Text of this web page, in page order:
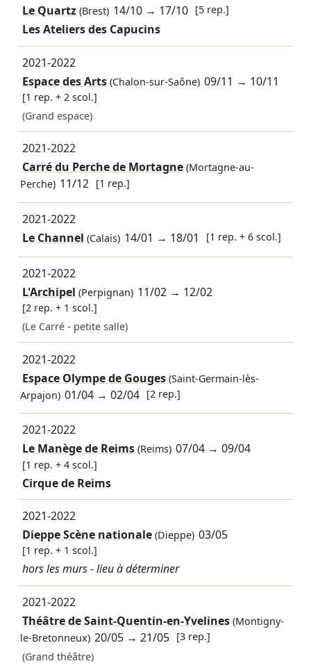
Le Quartz(Brest) 14/10 → 17/10 [5 rep.]
Les Ateliers des Capucins
2021-2022
Espace des Arts(Chalon-sur-Saône) 09/11 → 10/11
[1 rep. + 2 scol.]
(Grand espace)
2021-2022
Carré du Perche de Mortagne(Mortagne-au-
Perche) 11/12 [1 rep.]
2021-2022
Le Channel (Calais) 14/01 → 18/01 [1 rep. + 6 scol.]
2021-2022
L'Archipel (Perpignan) 11/02 → 12/02
[2 rep. + 1 scol.]
(Le Carré - petite salle)
2021-2022
Espace Olympe de Gouges(Saint-Germain-lès-
Arpajon) 01/04 →02/04 [2 rep.]
2021-2022
Le Manège de Reims(Reims) 07/04 →09/04
[1 rep. + 4 scol.]
Cirque de Reims
2021-2022
Dieppe Scène nationale(Dieppe) 03/05
[1 rep. + 1 scol.]
hors les murs - lieu à déterminer
2021-2022
Théâtre de Saint-Quentin-en-Yvelines(Montigny-
le-Bretonneux) 20/05 →21/05 [3 rep.]
(Grand théâtre)